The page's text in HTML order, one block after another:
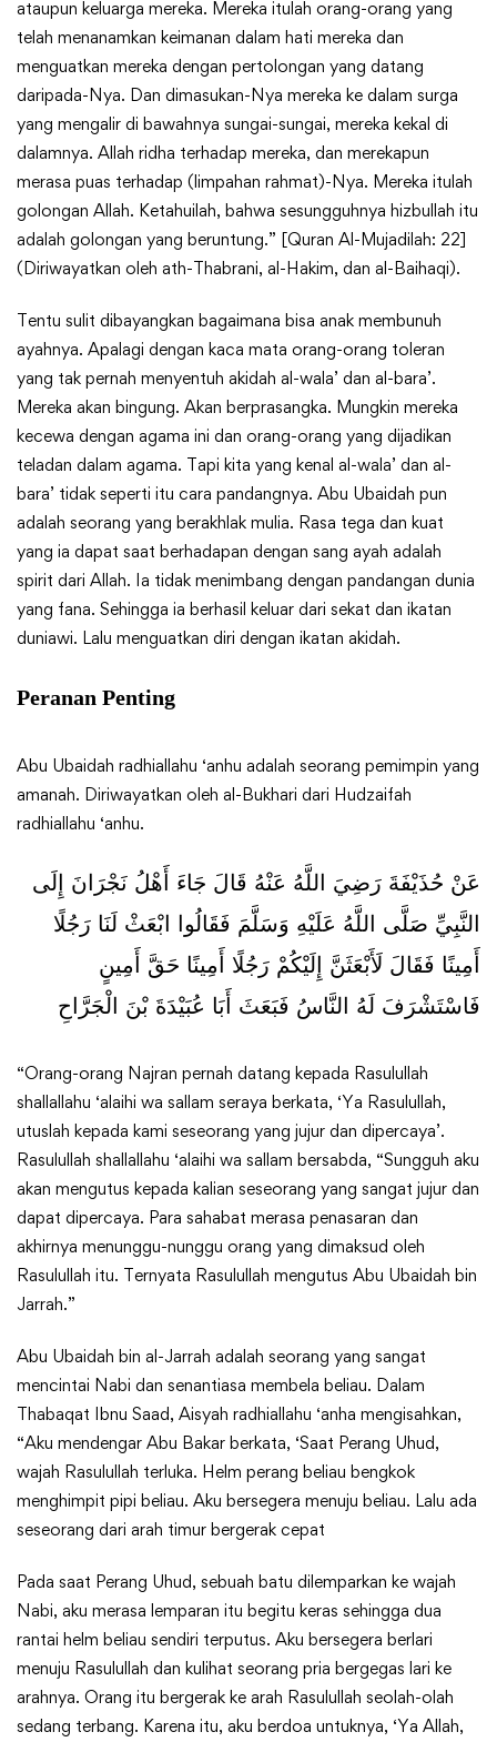
ataupun keluarga mereka. Mereka itulah orang-orang yang
telah menanamkan keimanan dalam hati mereka dan
menguatkan mereka dengan pertolongan yang datang
daripada-Nya. Dan dimasukan-Nya mereka ke dalam surga
yang mengalir di bawahnya sungai-sungai, mereka kekal di
dalamnya. Allah ridha terhadap mereka, dan merekapun
merasa puas terhadap (limpahan rahmat)-Nya. Mereka itulah
golongan Allah. Ketahuilah, bahwa sesungguhnya hizbullah itu
adalah golongan yang beruntung.” [Quran Al-Mujadilah: 22]
(Diriwayatkan oleh ath-Thabrani, al-Hakim, dan al-Baihaqi).
Tentu sulit dibayangkan bagaimana bisa anak membunuh
ayahnya. Apalagi dengan kaca mata orang-orang toleran
yang tak pernah menyentuh akidah al-wala’ dan al-bara’.
Mereka akan bingung. Akan berprasangka. Mungkin mereka
kecewa dengan agama ini dan orang-orang yang dijadikan
teladan dalam agama. Tapi kita yang kenal al-wala’ dan al-
bara’ tidak seperti itu cara pandangnya. Abu Ubaidah pun
adalah seorang yang berakhlak mulia. Rasa tega dan kuat
yang ia dapat saat berhadapan dengan sang ayah adalah
spirit dari Allah. Ia tidak menimbang dengan pandangan dunia
yang fana. Sehingga ia berhasil keluar dari sekat dan ikatan
duniawi. Lalu menguatkan diri dengan ikatan akidah.
Peranan Penting
Abu Ubaidah radhiallahu ‘anhu adalah seorang pemimpin yang
amanah. Diriwayatkan oleh al-Bukhari dari Hudzaifah
radhiallahu ‘anhu.
عَنْ حُذَيْفَةَ رَضِيَ اللَّهُ عَنْهُ قَالَ جَاءَ أَهْلُ نَجْرَانَ إِلَى
النَّبِيِّ صَلَّى اللَّهُ عَلَيْهِ وَسَلَّمَ فَقَالُوا ابْعَثْ لَنَا رَجُلًا
أَمِينًا فَقَالَ لَأَبْعَثَنَّ إِلَيْكُمْ رَجُلًا أَمِينًا حَقَّ أَمِينٍ
فَاسْتَشْرَفَ لَهُ النَّاسُ فَبَعَثَ أَبَا عُبَيْدَةَ بْنَ الْجَرَّاحِ
“Orang-orang Najran pernah datang kepada Rasulullah
shallallahu ‘alaihi wa sallam seraya berkata, ‘Ya Rasulullah,
utuslah kepada kami seseorang yang jujur dan dipercaya’.
Rasulullah shallallahu ‘alaihi wa sallam bersabda, “Sungguh aku
akan mengutus kepada kalian seseorang yang sangat jujur dan
dapat dipercaya. Para sahabat merasa penasaran dan
akhirnya menunggu-nunggu orang yang dimaksud oleh
Rasulullah itu. Ternyata Rasulullah mengutus Abu Ubaidah bin
Jarrah.”
Abu Ubaidah bin al-Jarrah adalah seorang yang sangat
mencintai Nabi dan senantiasa membela beliau. Dalam
Thabaqat Ibnu Saad, Aisyah radhiallahu ‘anha mengisahkan,
“Aku mendengar Abu Bakar berkata, ‘Saat Perang Uhud,
wajah Rasulullah terluka. Helm perang beliau bengkok
menghimpit pipi beliau. Aku bersegera menuju beliau. Lalu ada
seseorang dari arah timur bergerak cepat
Pada saat Perang Uhud, sebuah batu dilemparkan ke wajah
Nabi, aku merasa lemparan itu begitu keras sehingga dua
rantai helm beliau sendiri terputus. Aku bersegera berlari
menuju Rasulullah dan kulihat seorang pria bergegas lari ke
arahnya. Orang itu bergerak ke arah Rasulullah seolah-olah
sedang terbang. Karena itu, aku berdoa untuknya, ‘Ya Allah,